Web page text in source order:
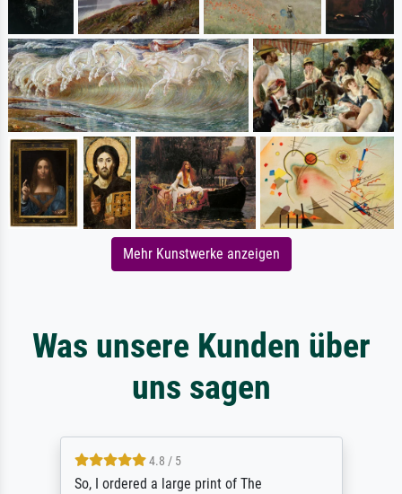
Mehr Kunstwerke anzeigen
Was unsere Kunden über
uns sagen
4.8 / 5
So, I ordered a large print of The